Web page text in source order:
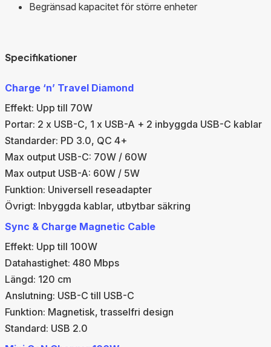
Begränsad kapacitet för större enheter
Specifikationer
Charge ‘n’ Travel Diamond
Effekt: Upp till 70W
Portar: 2 x USB-C, 1 x USB-A + 2 inbyggda USB-C kablar
Standarder: PD 3.0, QC 4+
Max output USB-C: 70W / 60W
Max output USB-A: 60W / 5W
Funktion: Universell reseadapter
Övrigt: Inbyggda kablar, utbytbar säkring
Sync & Charge Magnetic Cable
Effekt: Upp till 100W
Datahastighet: 480 Mbps
Längd: 120 cm
Anslutning: USB-C till USB-C
Funktion: Magnetisk, trasselfri design
Standard: USB 2.0